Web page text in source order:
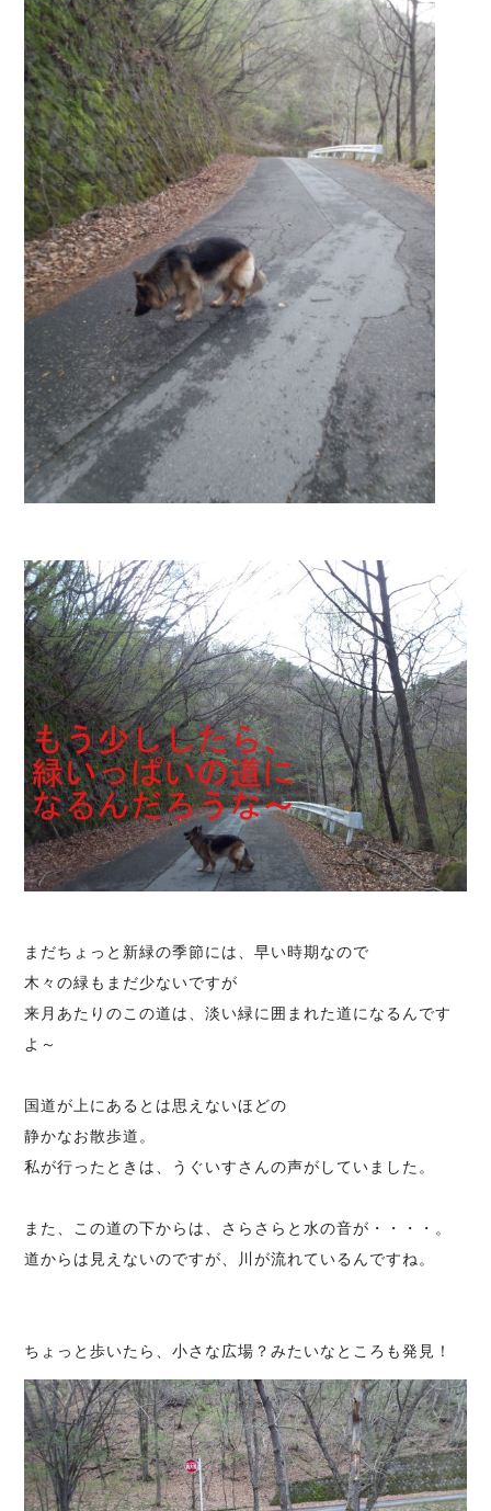
まだちょっと新緑の季節には、早い時期なので
木々の緑もまだ少ないですが
来月あたりのこの道は、淡い緑に囲まれた道になるんです
よ～
国道が上にあるとは思えないほどの
静かなお散歩道。
私が行ったときは、うぐいすさんの声がしていました。
また、この道の下からは、さらさらと水の音が・・・・。
道からは見えないのですが、川が流れているんですね。
ちょっと歩いたら、小さな広場？みたいなところも発見！